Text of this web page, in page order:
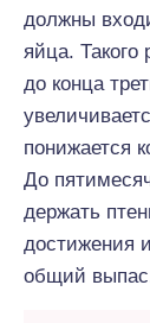
должны
яйца. Такого
до конца
понижается
До
держать
достижения
общий